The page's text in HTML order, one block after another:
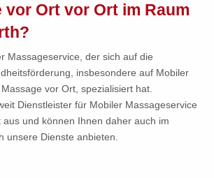
vor Ort vor Ort im Raum
Massageservice, der sich auf die
insbesondere auf Mobiler
vor Ort, spezialisiert hat.
Dienstleister für Mobiler Massageservice
und können Ihnen daher auch im
unsere Dienste anbieten.